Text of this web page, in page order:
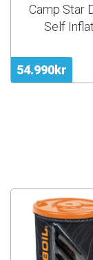
54.990kr
Camp Star
Self